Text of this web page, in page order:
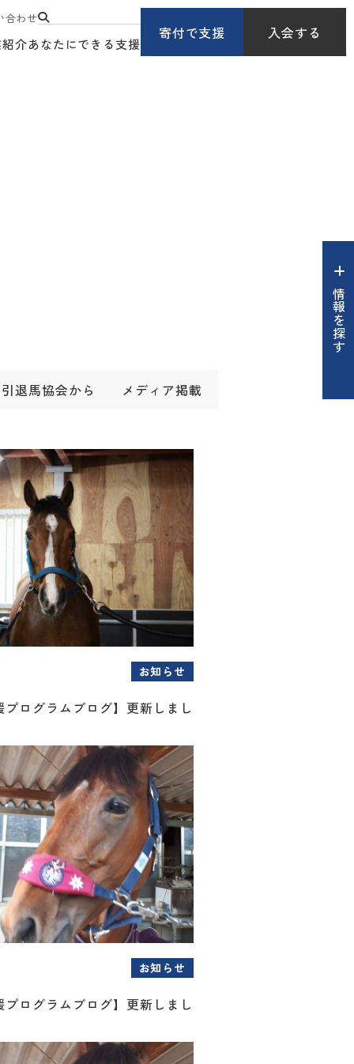
合わせ
介あなたにできる支援
寄付で支援 入会する
情報を探す
引退馬協会から メディア掲載
お知らせ
ログラムブログ】更新しまし
お知らせ
ログラムブログ】更新しまし